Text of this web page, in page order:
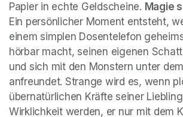
Papier in echte Geldscheine. Magie
Ein persönlicher Moment entsteht,
einem simplen Dosentelefon
hörbar macht, seinen eigenen
und sich mit den Monstern unter
anfreundet. Strange wird es, wenn
übernatürlichen Kräfte seiner
Wirklichkeit werden, er nur mit dem